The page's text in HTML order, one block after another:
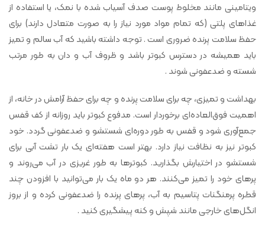
ویتامینی مانند مخلوط پوست صدف آسیاب شده با نمک، یا استفاده از
غذاهای پلتی (که تمام مواد مورد نیاز را به صورت متعادل دارند) برای
حفظ سلامت پرنده ضروری است . توجه داشته باشید که آب سالم و تمیز
باید همیشه در دسترس کبوتر باشد و ظروف آب و دان به طور مرتب
شسته و ضدعفونی شوند .
بهداشت و تمیزی، چه برای سلامت پرنده و چه برای حفظ آرامش در خانه، از
اهمیت فوق‌العاده‌ای برخوردار است. مدفوع کبوتر باید روزانه از کف قفس
جمع‌آوری شود و قفس به طور دوره‌ای شستشو و ضدعفونی گردد. خود
کبوتر نیز به نظافت نیاز دارد. بهتر است هفته‌ای یک بار تشت آبی برای
شستشو در اختیارش بگذارید. کبوترها به طور غریزی در آب می‌روند و
پرهای خود را تمیز می‌کنند. هر دو ماه یک بار می‌توانید با افزودن چند
قطره پرمنگنات پتاسیم به آب، پرهای پرنده را ضدعفونی کرده و از بروز
انگل‌های خارجی مانند شپش و کنه پیشگیری کنید .